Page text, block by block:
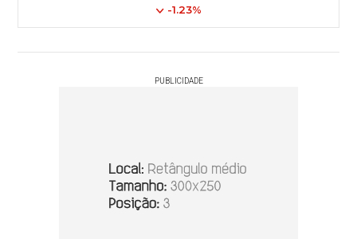
-1.23%
PUBLICIDADE